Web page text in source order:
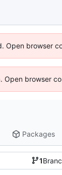
browser
browser
Packages
1